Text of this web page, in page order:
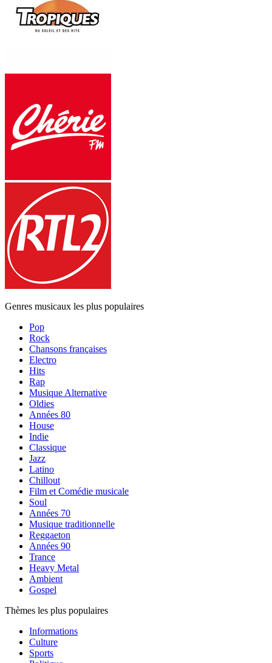
Genres musicaux les plus populaires
Pop
Rock
Chansons françaises
Electro
Hits
Rap
Musique Alternative
Oldies
Années 80
House
Indie
Classique
Jazz
Latino
Chillout
Film et Comédie musicale
Soul
Années 70
Musique traditionnelle
Reggaeton
Années 90
Trance
Heavy Metal
Ambient
Gospel
Thèmes les plus populaires
Informations
Culture
Sports